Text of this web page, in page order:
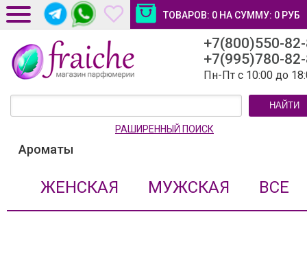
ТОВАРОВ: 0 НА СУММУ: 0 РУБ
ДОСТАВКА И ОПЛАТА
НОВОСТИ И СТАТЬИ
+7(800)550-
+7(995)780-
Пн-Пт с 10:00 до
НАЙТИ
РАШИРЕННЫЙ ПОИСК
Ароматы
ЖЕНСКАЯ МУЖСКАЯ ВСЕ